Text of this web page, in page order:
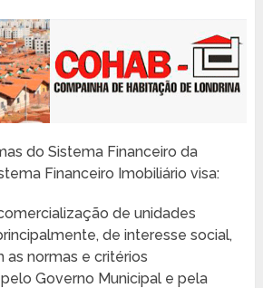
do Sistema Financeiro da
Financeiro Imobiliário visa:
de unidades
de interesse social,
as normas e critérios
Governo Municipal e pela